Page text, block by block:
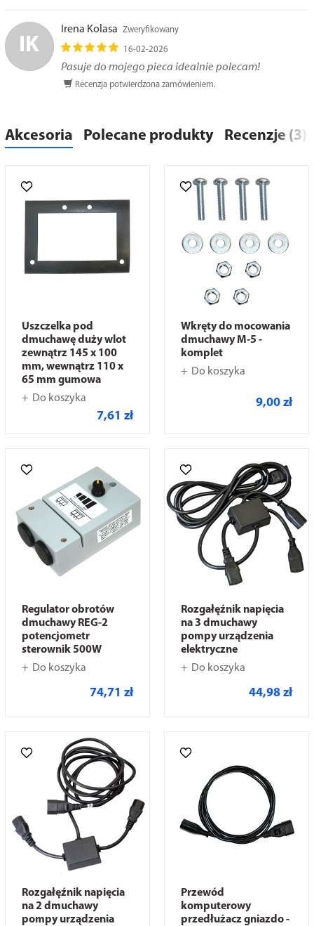
IK
Irena Kolasa Zweryfikowany
16-02-2026
Pasuje do mojego pieca idealnie polecam!
Recenzja potwierdzona zamówieniem.
Akcesoria Polecane produkty Recenzje (3)
Uszczelka pod
dmuchawę duży wlot
zewnątrz 145 x 100
mm, wewnątrz 110 x
65 mm gumowa
Do koszyka
7,61 zł
Wkręty do mocowania
dmuchawy M-5 -
komplet
Do koszyka
9,00 zł
Regulator obrotów
dmuchawy REG-2
potencjometr
sterownik 500W
Do koszyka
74,71 zł
Rozgałęźnik napięcia
na 3 dmuchawy
pompy urządzenia
elektryczne
Do koszyka
44,98 zł
Rozgałęźnik napięcia
na 2 dmuchawy
pompy urządzenia
Przewód
komputerowy
przedłużacz gniazdo -